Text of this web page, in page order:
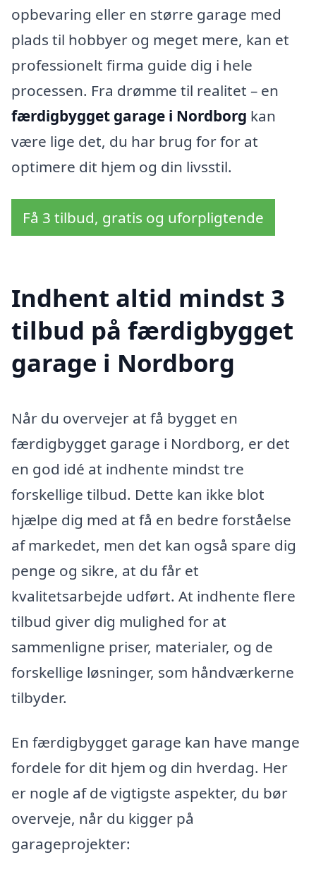
opbevaring eller en større garage med
plads til hobbyer og meget mere, kan et
professionelt firma guide dig i hele
processen. Fra drømme til realitet – en
færdigbygget garage i Nordborg kan
være lige det, du har brug for for at
optimere dit hjem og din livsstil.
Få 3 tilbud, gratis og uforpligtende
Indhent altid mindst 3
tilbud på færdigbygget
garage i Nordborg
Når du overvejer at få bygget en
færdigbygget garage i Nordborg, er det
en god idé at indhente mindst tre
forskellige tilbud. Dette kan ikke blot
hjælpe dig med at få en bedre forståelse
af markedet, men det kan også spare dig
penge og sikre, at du får et
kvalitetsarbejde udført. At indhente flere
tilbud giver dig mulighed for at
sammenligne priser, materialer, og de
forskellige løsninger, som håndværkerne
tilbyder.
En færdigbygget garage kan have mange
fordele for dit hjem og din hverdag. Her
er nogle af de vigtigste aspekter, du bør
overveje, når du kigger på
garageprojekter: